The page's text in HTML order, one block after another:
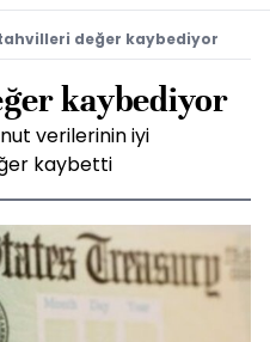
değer kaybediyor
kaybediyor
verilerinin iyi
kaybetti